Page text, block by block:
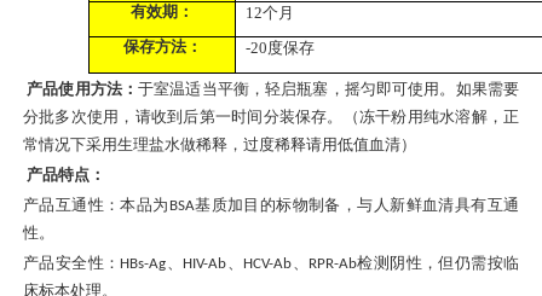
有效期：
12个月
保存方法：
-20度保存
产品使用方法：于室温适当平衡，轻启瓶塞，摇匀即可使用。如果需要
分批多次使用，请收到后第一时间分装保存。（冻干粉用纯水溶解，正
常情况下采用生理盐水做稀释 ， 过度稀释请用低值血清）
产品特点：
产品互通性：本品为 BSA基质加目的标物制备，与人新鲜血清具有互通
性。
产品安全性： HBs-Ag、 HIV-Ab、 HCV-Ab、 RPR-Ab检测阴性，但仍需按临
床标本处理。